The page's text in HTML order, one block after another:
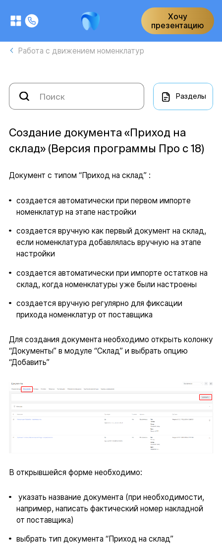
Хочу
презентацию
Работа с движением номенклатур
Разделы
Создание документа «Приход на
склад» (Версия программы Про с 18)
Документ с типом “Приход на склад” :
создается автоматически при первом импорте
номенклатур на этапе настройки
создается вручную как первый документ на склад,
если номенклатура добавлялась вручную на этапе
настройки
создается автоматически при импорте остатков на
склад, когда номенклатуры уже были настроены
создается вручную регулярно для фиксации
прихода номенклатур от поставщика
Для создания документа необходимо открыть колонку
“Документы” в модуле “Склад” и выбрать опцию
“Добавить”
В открывшейся форме необходимо:
указать название документа (при необходимости,
например, написать фактический номер накладной
от поставщика)
выбрать тип документа “Приход на склад”